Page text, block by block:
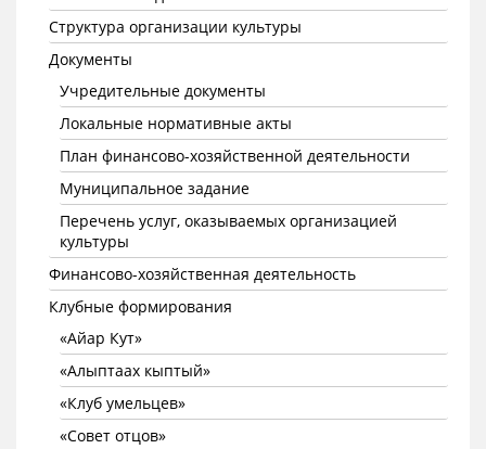
Структура организации культуры
Документы
Учредительные документы
Локальные нормативные акты
План финансово-хозяйственной деятельности
Муниципальное задание
Перечень услуг, оказываемых организацией
культуры
Финансово-хозяйственная деятельность
Клубные формирования
«Айар Кут»
«Алыптаах кыптый»
«Клуб умельцев»
«Совет отцов»